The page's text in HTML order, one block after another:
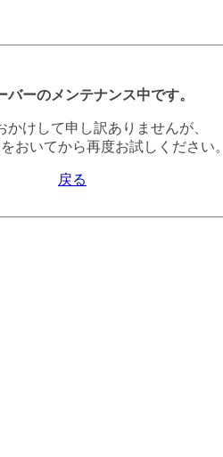
バーのメンテナンス中です。
かけして申し訳ありませんが、
おいてから再度お試しください。
戻る